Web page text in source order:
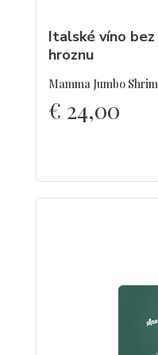
Italské víno
hroznu
Mamma Jumbo
€ 24,00